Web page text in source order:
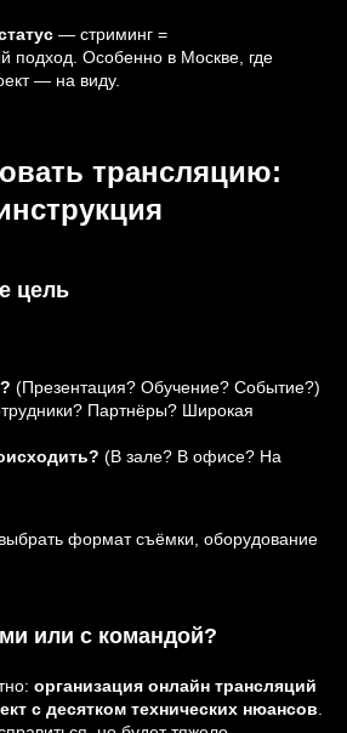
— стриминг =
подход. Особенно в Москве, где
— на виду.
трансляцию:
цель
(Презентация? Обучение? Событие?)
Партнёры? Широкая
(В зале? В офисе? На
формат съёмки, оборудование
или с командой?
организация онлайн трансляций
с десятком технических нюансов